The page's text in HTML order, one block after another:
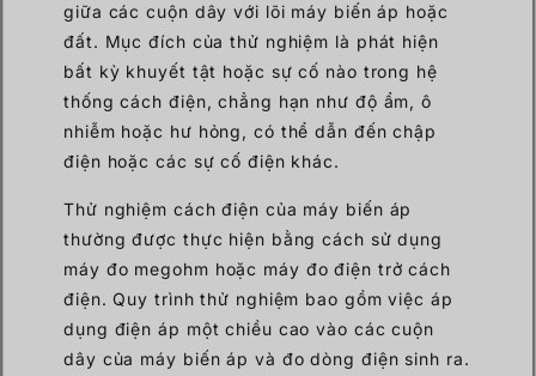
giữa các cuộn dây với lõi máy biến áp hoặc
đất. Mục đích của thử nghiệm là phát hiện
bất kỳ khuyết tật hoặc sự cố nào trong hệ
thống cách điện, chẳng hạn như độ ẩm, ô
nhiễm hoặc hư hỏng, có thể dẫn đến chập
điện hoặc các sự cố điện khác.
Thử nghiệm cách điện của máy biến áp
thường được thực hiện bằng cách sử dụng
máy đo megohm hoặc máy đo điện trở cách
điện. Quy trình thử nghiệm bao gồm việc áp
dụng điện áp một chiều cao vào các cuộn
dây của máy biến áp và đo dòng điện sinh ra.